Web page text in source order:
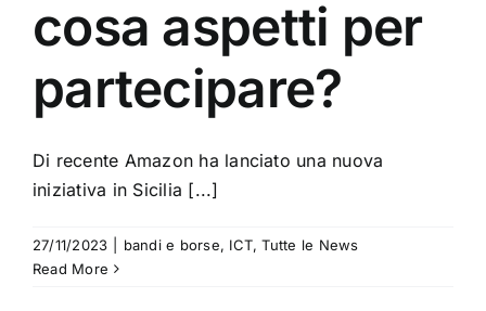
cosa aspetti per
partecipare?
Di recente Amazon ha lanciato una nuova
iniziativa in Sicilia [...]
27/11/2023 bandi e borse, ICT,Tutte le News
Read More